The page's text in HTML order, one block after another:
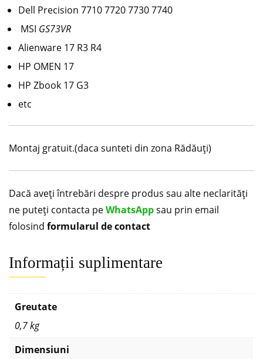
Dell Precision 7710 7720 7730 7740
MSI GS73VR
Alienware 17 R3 R4
HP OMEN 17
HP Zbook 17 G3
etc
Montaj gratuit.(daca sunteti din zona Rădăuți)
Dacă aveți întrebări despre produs sau alte neclarități
ne puteți contacta peWhatsAppsau prin email
folosind formularul de contact
Informații suplimentare
Greutate
0,7 kg
Dimensiuni